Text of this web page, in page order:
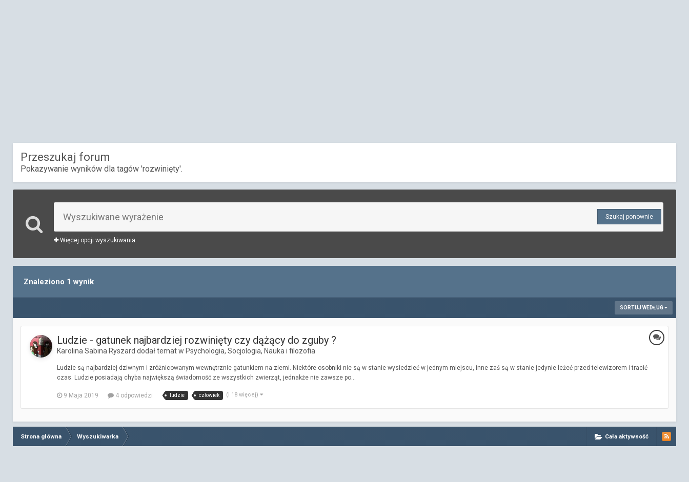
Przeszukaj forum
Pokazywanie wyników dla tagów 'rozwinięty'.
Szukaj ponownie
Więcej opcji wyszukiwania
Znaleziono 1 wynik
SORTUJ WEDŁUG
Ludzie - gatunek najbardziej rozwinięty czy dążący do zguby ?
Karolina Sabina Ryszard dodał temat w Psychologia, Socjologia, Nauka i filozofia
Ludzie są najbardziej dziwnym i zróżnicowanym wewnętrznie gatunkiem na ziemi. Niektóre osobniki nie są w stanie wysiedzieć w jednym miejscu, inne zaś są w stanie jedynie leżeć przed telewizorem i tracić
czas. Ludzie posiadają chyba największą świadomość ze wszystkich zwierząt, jednakże nie zawsze po...
9 Maja 2019 4 odpowiedzi ludzie człowiek (i 18 więcej)
Cała aktywność
Strona główna Wyszukiwarka